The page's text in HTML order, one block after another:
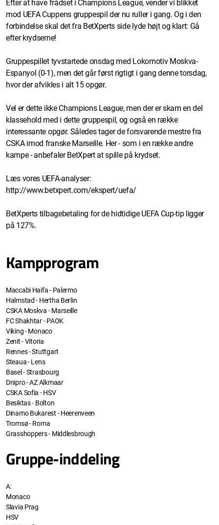
Efter at have frådset i Champions League, vender vi blikket
mod UEFA Cuppens gruppespil der nu ruller i gang. Og i den
forbindelse skal det fra BetXperts side lyde højt og klart: Gå
efter krydserne!
Gruppespillet tyvstartede onsdag med Lokomotiv Moskva-
Espanyol (0-1), men det går først rigtigt i gang denne torsdag,
hvor der afvikles i alt 15 opgør.
Vel er dette ikke Champions League, men der er skam en del
klassehold med i dette gruppespil, og også en række
interessante opgør. Således tager de forsvarende mestre fra
CSKA imod franske Marseille. Her - som i en række andre
kampe - anbefaler BetXpert at spille på krydset.
Læs vores UEFA-analyser:
http://www.betxpert.com/ekspert/uefa/
BetXperts tilbagebetaling for de hidtidige UEFA Cup-tip ligger
på 127%.
Kampprogram
Maccabi Haifa - Palermo
Halmstad - Hertha Berlin
CSKA Moskva - Marseille
FC Shakhtar - PAOK
Viking - Monaco
Zenit - Vitoria
Rennes - Stuttgart
Steaua - Lens
Basel - Strasbourg
Dnipro - AZ Alkmaar
CSKA Sofia - HSV
Besiktas - Bolton
Dinamo Bukarest - Heerenveen
Tromsø - Roma
Grasshoppers - Middlesbrough
Gruppe-inddeling
A:
Monaco
Slavia Prag
HSV